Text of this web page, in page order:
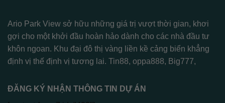
Ario Park View sở hữu những giá trị vượt thời gian, khơi
gợi cho một khởi đầu hoàn hảo dành cho các nhà đầu tư
khôn ngoan. Khu đại đô thị vàng liền kề cảng biển khẳng
định vị thế định vị tương lai. Tin88, oppa888, Big777,
ĐĂNG KÝ NHẬN THÔNG TIN DỰ ÁN